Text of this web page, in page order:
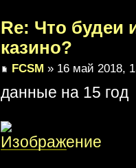
Re: Что будеи
казино?
FCSM » 16 май 2018,
данные на 15 год